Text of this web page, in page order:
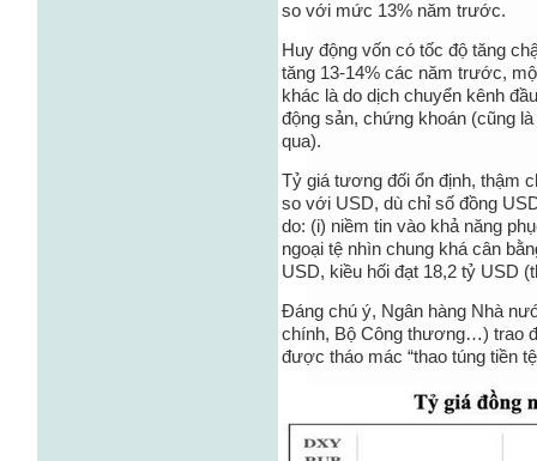
so với mức 13% năm trước.
Huy động vốn có tốc độ tăng
tăng 13-14% các năm trước,
khác là do dịch chuyển kênh
động sản, chứng khoán (cũng
qua).
Tỷ giá tương đối ổn định, thậm
so với USD, dù chỉ số đồng
do: (i) niềm tin vào khả năng
ngoại tệ nhìn chung khá cân
USD, kiều hối đạt 18,2 tỷ USD
Đáng chú ý, Ngân hàng Nhà
chính, Bộ Công thương…) trao
được tháo mác “thao túng tiền